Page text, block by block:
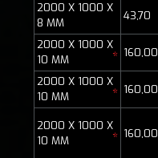
2000 X 1000 X
8 MM
43,70
2000 X 1000 X
10 MM
* 160,00
2000 X 1000 X
10 MM
* 160,00
2000 X 1000 X
10 MM
* 160,00